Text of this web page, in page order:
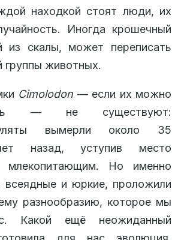
находкой стоят люди, их
Иногда крошечный
из скалы, может переписать
группы животных.
Cimolodon — если их можно
— не существуют:
вымерли около 35
назад, уступив место
млекопитающим. Но именно
всеядные и юркие, проложили
разнообразию, которое мы
Какой ещё неожиданный